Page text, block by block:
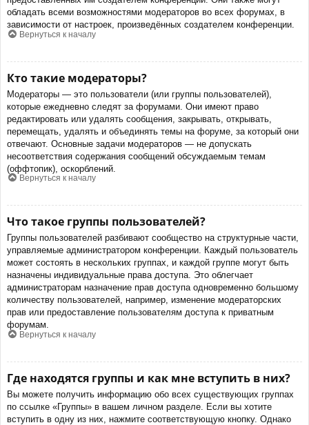
обладать всеми возможностями модераторов во всех форумах, в
зависимости от настроек, произведённых создателем конференции.
Вернуться к началу
Кто такие модераторы?
Модераторы — это пользователи (или группы пользователей),
которые ежедневно следят за форумами. Они имеют право
редактировать или удалять сообщения, закрывать, открывать,
перемещать, удалять и объединять темы на форуме, за который они
отвечают. Основные задачи модераторов — не допускать
несоответствия содержания сообщений обсуждаемым темам
(оффтопик), оскорблений.
Вернуться к началу
Что такое группы пользователей?
Группы пользователей разбивают сообщество на структурные части,
управляемые администратором конференции. Каждый пользователь
может состоять в нескольких группах, и каждой группе могут быть
назначены индивидуальные права доступа. Это облегчает
администраторам назначение прав доступа одновременно большому
количеству пользователей, например, изменение модераторских
прав или предоставление пользователям доступа к приватным
форумам.
Вернуться к началу
Где находятся группы и как мне вступить в них?
Вы можете получить информацию обо всех существующих группах
по ссылке «Группы» в вашем личном разделе. Если вы хотите
вступить в одну из них, нажмите соответствующую кнопку. Однако